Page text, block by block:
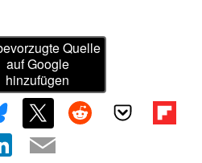
Quelle
auf Google
hinzufügen